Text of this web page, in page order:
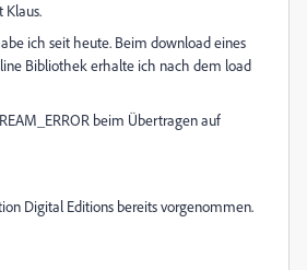
Klaus.
ich seit heute. Beim download eines
Bibliothek erhalte ich nach dem load
beim Übertragen auf
Digital Editions bereits vorgenommen.